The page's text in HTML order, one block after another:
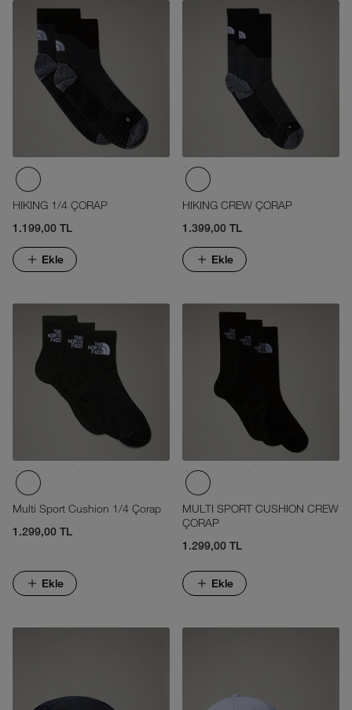
HIKING 1/4 ÇORAP
1.199,00 TL
Ekle
HIKING CREW ÇORAP
1.399,00 TL
Ekle
Multi Sport Cushion 1/4 Çorap
1.299,00 TL
Ekle
MULTI SPORT CUSHION CREW
ÇORAP
1.299,00 TL
Ekle